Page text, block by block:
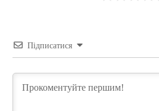
Підписатися